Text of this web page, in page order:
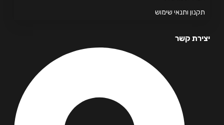
ותנאי שימוש
קשר